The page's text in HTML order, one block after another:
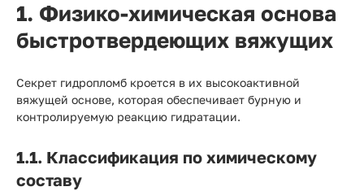
1. Физико-химическая основа
быстротвердеющих вяжущих
Секрет гидропломб кроется в их высокоактивной
вяжущей основе, которая обеспечивает бурную и
контролируемую реакцию гидратации.
1.1. Классификация по химическому
составу